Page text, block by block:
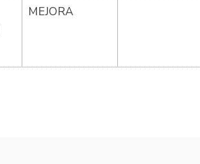
MEJORA